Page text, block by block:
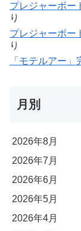
プレジャーボー
り
プレジャーボー
り
「モテルアー」
月別
2026年8月
2026年7月
2026年6月
2026年5月
2026年4月